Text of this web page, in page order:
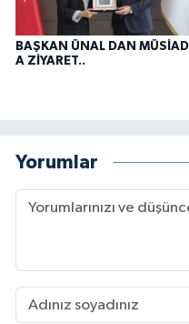
BAŞKAN ÜNAL DAN MÜSİAD
A ZİYARET..
Yorumlar